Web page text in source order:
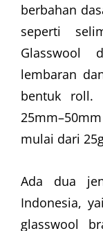
berbahan
seperti
Glasswool
lembaran
bentuk roll.
mulai dari
Ada dua
Indonesia,
glasswool